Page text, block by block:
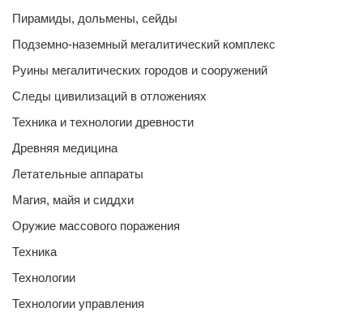
Пирамиды, дольмены, сейды
Подземно-наземный мегалитический комплекс
Руины мегалитических городов и сооружений
Следы цивилизаций в отложениях
Техника и технологии древности
Древняя медицина
Летательные аппараты
Магия, майя и сиддхи
Оружие массового поражения
Техника
Технологии
Технологии управления